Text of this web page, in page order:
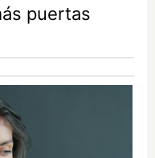
puertas